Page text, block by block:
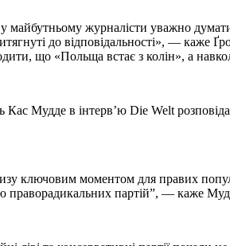
журналісти уважно
до відповідальності», — каже
що «Польща встає з колін», а
Кас Мудде в інтерв’ю Die Welt
ключовим моментом для правих
праворадикальних партій”, — каже